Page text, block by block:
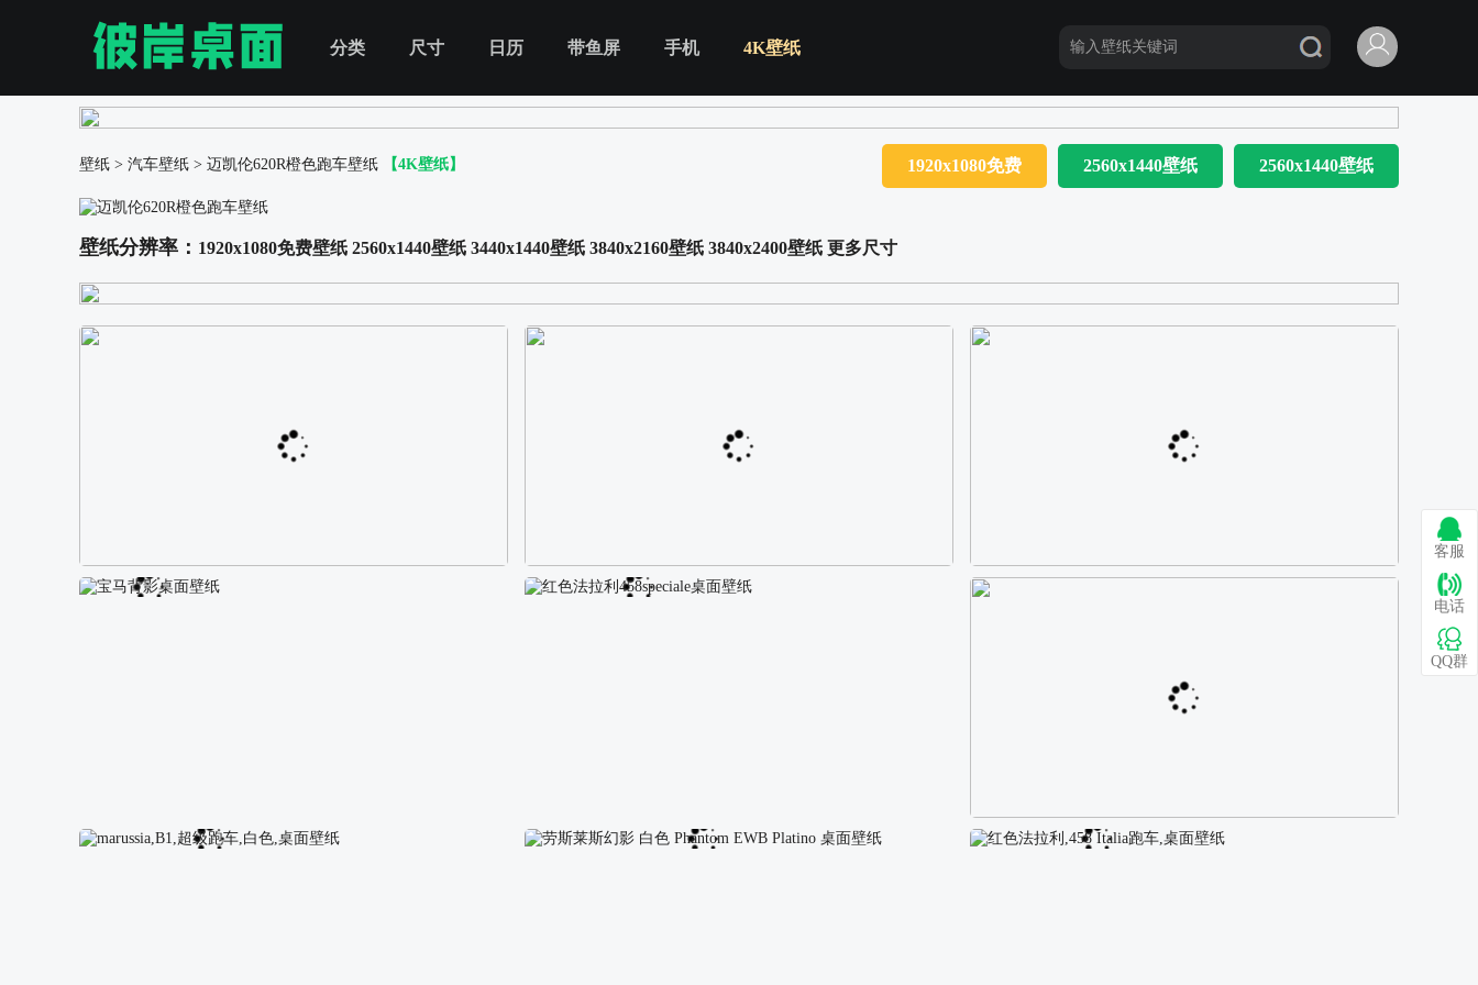
分类 尺寸 日历 带鱼屏 手机 4K壁纸
壁纸 > 汽车壁纸 > 迈凯伦620R橙色跑车壁纸 【4K壁纸】 1920x1080免费 2560x1440壁纸 2560x1440壁纸
壁纸分辨率： 1920x1080免费壁纸 2560x1440壁纸 3440x1440壁纸 3840x2160壁纸 3840x2400壁纸 更多尺寸
阿尔卑斯山区自然风景壁纸 校园长发可爱美女4K电脑壁纸 巴图 古风白衣女孩骑马壁纸
宝马背影桌面壁纸 红色法拉利458speciale桌面壁纸
客服
电话
QQ群